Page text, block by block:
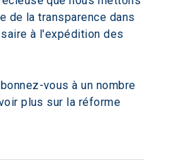
de la transparence dans
à l'expédition des
vous à un nombre
plus sur la réforme